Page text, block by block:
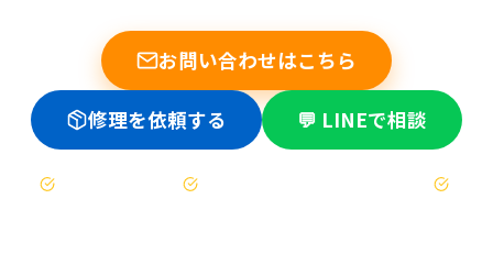
お問い合わせはこちら
修理を依頼する 💬 LINEで相談